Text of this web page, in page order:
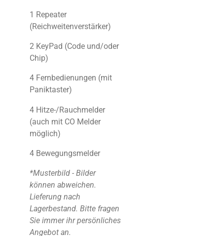
1 Repeater
(Reichweitenverstärker)
2 KeyPad (Code und/oder
Chip)
4 Fernbedienungen (mit
Paniktaster)
4 Hitze-/Rauchmelder
(auch mit CO Melder
möglich)
4 Bewegungsmelder
*Musterbild - Bilder
können abweichen.
Lieferung nach
Lagerbestand. Bitte fragen
Sie immer ihr persönliches
Angebot an.